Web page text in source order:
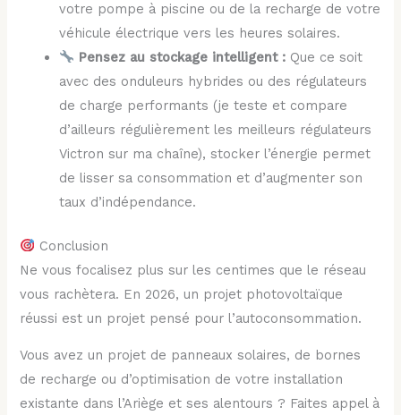
votre pompe à piscine ou de la recharge de votre
véhicule électrique vers les heures solaires.
Pensez au stockage intelligent :Que ce soit
avec des onduleurs hybrides ou des régulateurs
de charge performants (je teste et compare
d’ailleurs régulièrement les meilleurs régulateurs
Victron sur ma chaîne), stocker l’énergie permet
de lisser sa consommation et d’augmenter son
taux d’indépendance.
Conclusion
Ne vous focalisez plus sur les centimes que le réseau
vous rachètera. En 2026, un projet photovoltaïque
réussi est un projet pensé pour l’autoconsommation.
Vous avez un projet de panneaux solaires, de bornes
de recharge ou d’optimisation de votre installation
existante dans l’Ariège et ses alentours ? Faites appel à